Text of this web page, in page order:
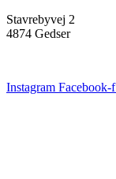
Stavrebyvej 2
4874 Gedser
Instagram Facebook-f